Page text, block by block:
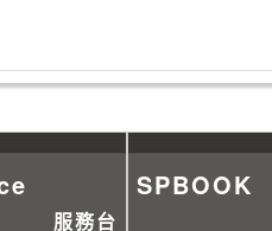
服務台
SPBOOK